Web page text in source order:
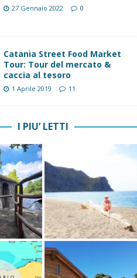
27 Gennaio 2022 0
Catania Street Food Market
Tour: Tour del mercato &
caccia al tesoro
1 Aprile 2019 11
I PIU’ LETTI